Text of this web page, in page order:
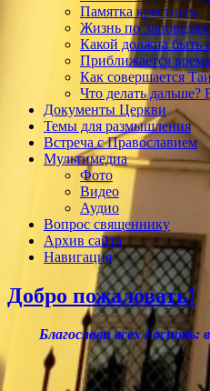
Памятка крестным
Жизнь по
Какой должна быть
Приближается
Как совершается
Что делать дальше?
Документы Церкви
Темы для размышления
Встреча с Православием
Мультимедиа
Фото
Видео
Аудио
Вопрос священнику
Архив сайта
Навигация
Добро пожаловать!
Благослови всех